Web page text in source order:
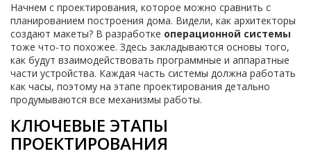
Начнем с проектирования, которое можно сравнить с
планированием построения дома. Видели, как архитекторы
создают макеты? В разработке операционной системы
тоже что-то похожее. Здесь закладываются основы того,
как будут взаимодействовать программные и аппаратные
части устройства. Каждая часть системы должна работать
как часы, поэтому на этапе проектирования детально
продумываются все механизмы работы.
КЛЮЧЕВЫЕ ЭТАПЫ
ПРОЕКТИРОВАНИЯ